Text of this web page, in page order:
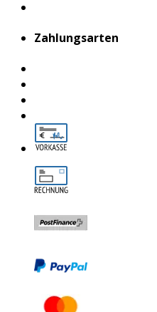
Zahlungsarten